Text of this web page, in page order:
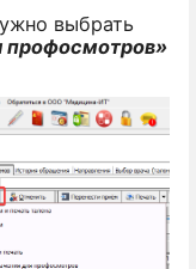
выбрать
профосмотров»